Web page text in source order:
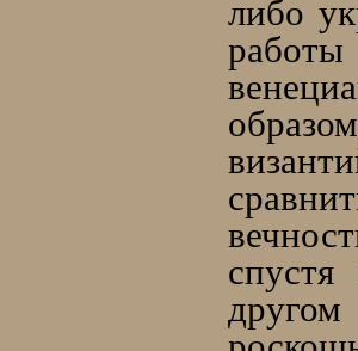
либо